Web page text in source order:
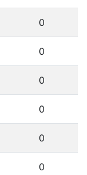
0
0
0
0
0
0